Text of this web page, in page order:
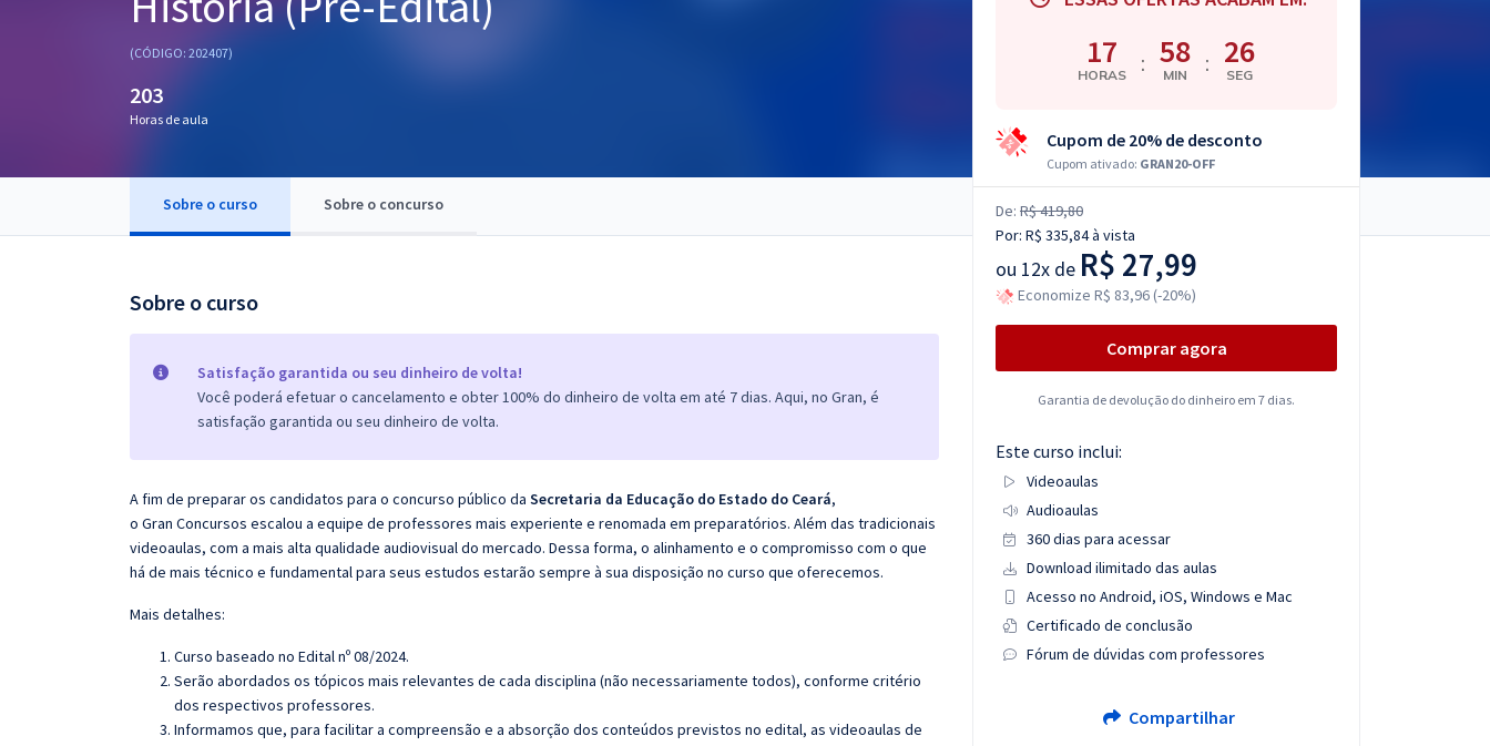
Questões grátis
(CÓDIGO: 202407)
203
Horas de aula
Sobre o curso Sobre o concurso
Sobre o curso
Satisfação garantida ou seu dinheiro de volta!
Você poderá efetuar o cancelamento e obter 100% do dinheiro de volta em até 7 dias. Aqui, no Gran, é
satisfação garantida ou seu dinheiro de volta.
A fim de preparar os candidatos para o concurso público da Secretaria da Educação do Estado do Ceará,
o Gran Concursos escalou a equipe de professores mais experiente e renomada em preparatórios. Além das tradicionais
videoaulas, com a mais alta qualidade audiovisual do mercado. Dessa forma, o alinhamento e o compromisso com o que
há de mais técnico e fundamental para seus estudos estarão sempre à sua disposição no curso que oferecemos.
Mais detalhes:
Curso baseado no Edital nº 08/2024.
Serão abordados os tópicos mais relevantes de cada disciplina (não necessariamente todos), conforme critério
dos respectivos professores.
Informamos que, para facilitar a compreensão e a absorção dos conteúdos previstos no edital, as videoaulas de
17
HORAS : 58
MIN : 25
SEG
Cupom de 20% de desconto
Cupom ativado: GRAN20-OFF
De: R$ 419,80
Por: R$ 335,84à vista
ou 12x de R$ 27,99
Economize R$ 83,96 (-20%)
Comprar agora
Garantia de devolução do dinheiro em 7 dias.
Este curso inclui:
Videoaulas
Audioaulas
360 dias para acessar
Download ilimitado das aulas
Acesso no Android, iOS, Windows e Mac
Certificado de conclusão
Fórum de dúvidas com professores
Compartilhar